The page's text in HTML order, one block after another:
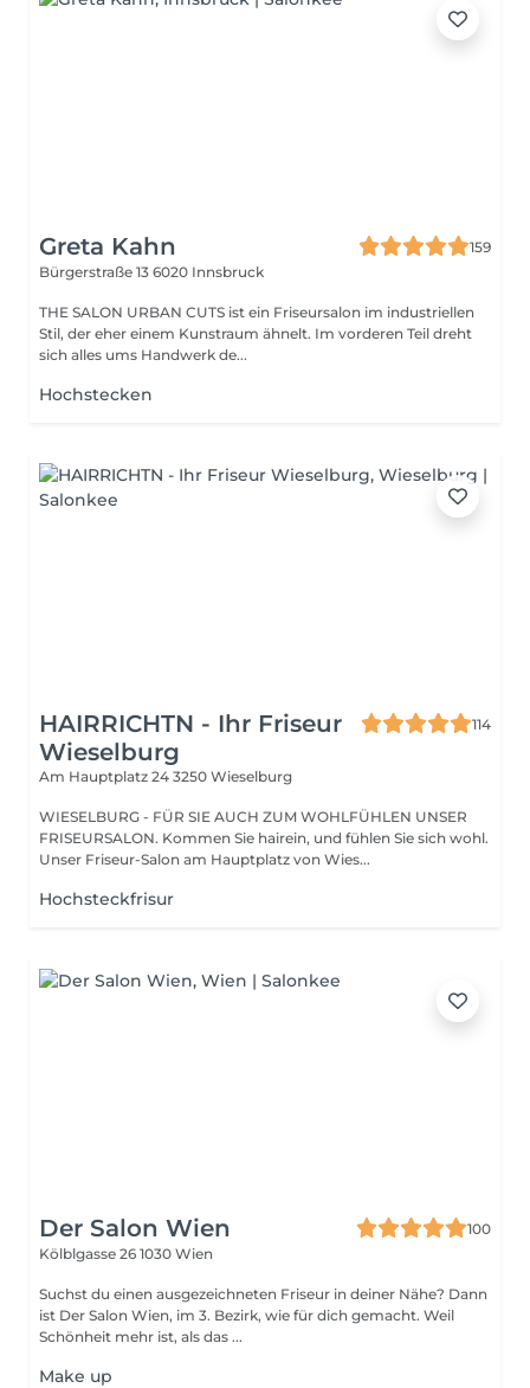
Greta Kahn
159
Bürgerstraße 13 6020 Innsbruck
THE SALON URBAN CUTS ist ein Friseursalon im industriellen
Stil, der eher einem Kunstraum ähnelt. Im vorderen Teil dreht
sich alles ums Handwerk de...
Hochstecken
HAIRRICHTN - Ihr Friseur
Wieselburg
114
Am Hauptplatz 24 3250 Wieselburg
WIESELBURG - FÜR SIE AUCH ZUM WOHLFÜHLEN UNSER
FRISEURSALON. Kommen Sie hairein, und fühlen Sie sich wohl.
Unser Friseur-Salon am Hauptplatz von Wies...
Hochsteckfrisur
Der Salon Wien
100
Kölblgasse 26 1030 Wien
Suchst du einen ausgezeichneten Friseur in deiner Nähe? Dann
ist Der Salon Wien, im 3. Bezirk, wie für dich gemacht. Weil
Schönheit mehr ist, als das ...
Make up